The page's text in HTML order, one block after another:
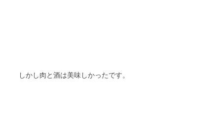
しかし肉と酒は美味しかったです。